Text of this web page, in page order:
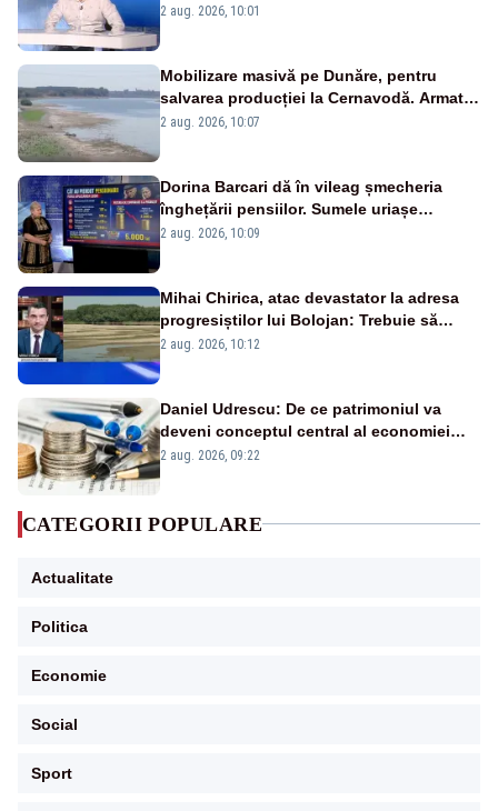
catastrofă pentru bănci și fondurile de
2 aug. 2026, 10:01
Mobilizare masivă pe Dunăre, pentru
salvarea producției la Cernavodă. Armata
va detona o stâncă și va devia apa
2 aug. 2026, 10:07
Dorina Barcari dă în vileag șmecheria
înghețării pensiilor. Sumele uriașe
pierdute de fiecare român
2 aug. 2026, 10:09
Mihai Chirica, atac devastator la adresa
progresiștilor lui Bolojan: Trebuie să
protejăm și natura, dar nu șținem omaneii
2 aug. 2026, 10:12
Daniel Udrescu: De ce patrimoniul va
deveni conceptul central al economiei
viitoare?
2 aug. 2026, 09:22
CATEGORII POPULARE
Actualitate
Politica
Economie
Social
Sport